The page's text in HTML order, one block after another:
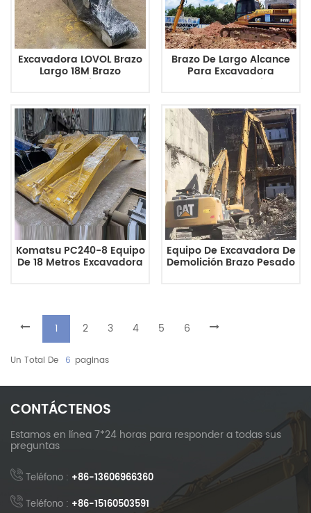
Excavadora LOVOL Brazo
Largo 18M Brazo
Extendido
Brazo De Largo Alcance
Para Excavadora
CAT345DL De 65 Pies De
Komatsu PC240-8 Equipo
De 18 Metros Excavadora
Equipo De Excavadora De
Demolición Brazo Pesado
1 2 3 4 5 6
Un Total De 6 Paginas
CONTÁCTENOS
Estamos en línea 7*24 horas para responder a todas sus
preguntas
Teléfono : +86-13606966360
Teléfono : +86-15160503591